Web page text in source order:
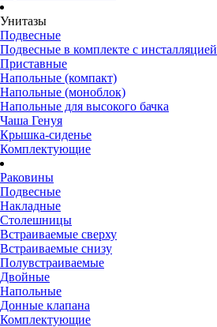
Унитазы
Подвесные
Подвесные в комплекте с инсталляцией
Приставные
Напольные (компакт)
Напольные (моноблок)
Напольные для высокого бачка
Чаша Генуя
Крышка-сиденье
Комплектующие
Раковины
Подвесные
Накладные
Столешницы
Встраиваемые сверху
Встраиваемые снизу
Полувстраиваемые
Двойные
Напольные
Донные клапана
Комплектующие